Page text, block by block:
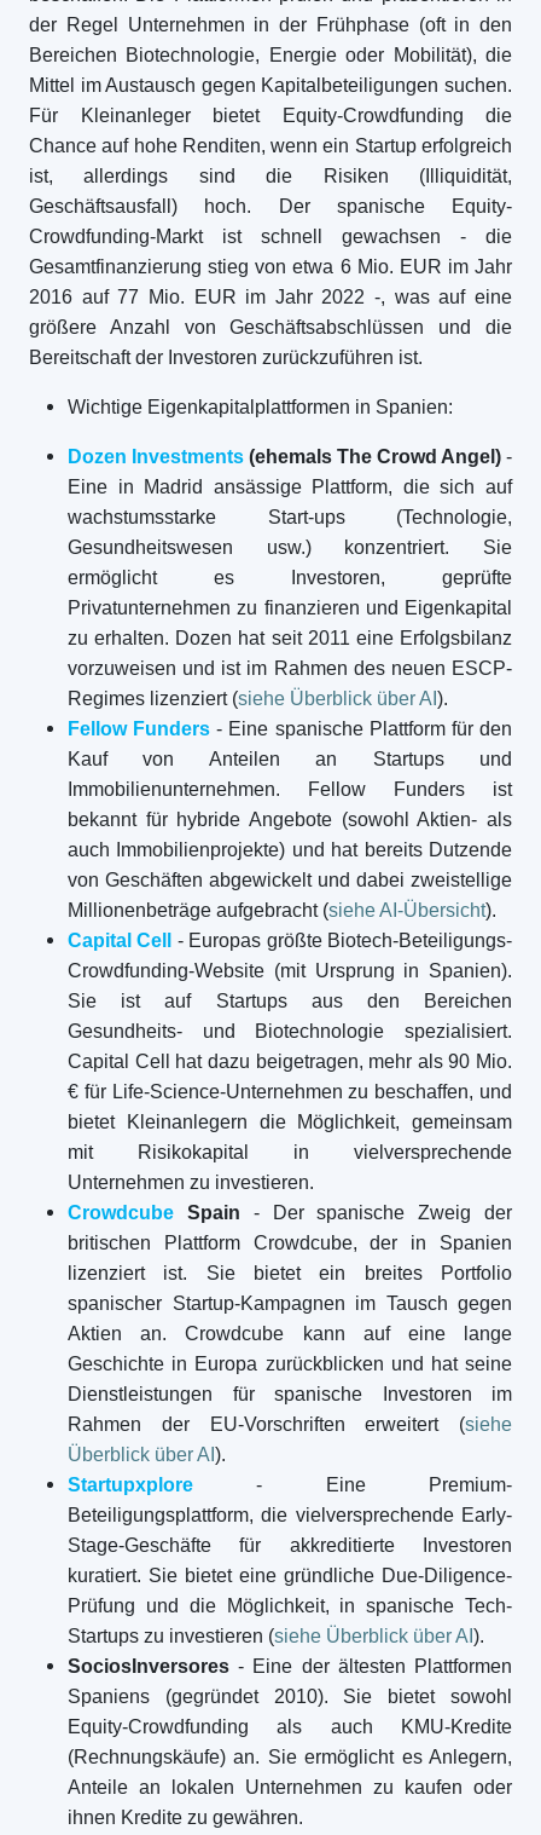
der Regel Unternehmen in der Frühphase (oft in den
Bereichen Biotechnologie, Energie oder Mobilität), die
Mittel im Austausch gegen Kapitalbeteiligungen suchen.
Für Kleinanleger bietet Equity-Crowdfunding die
Chance auf hohe Renditen, wenn ein Startup erfolgreich
ist, allerdings sind die Risiken (Illiquidität,
Geschäftsausfall) hoch. Der spanische Equity-
Crowdfunding-Markt ist schnell gewachsen - die
Gesamtfinanzierung stieg von etwa 6 Mio. EUR im Jahr
2016 auf 77 Mio. EUR im Jahr 2022 -, was auf eine
größere Anzahl von Geschäftsabschlüssen und die
Bereitschaft der Investoren zurückzuführen ist.
Wichtige Eigenkapitalplattformen in Spanien:
Dozen Investments (ehemals The Crowd Angel) -
Eine in Madrid ansässige Plattform, die sich auf
wachstumsstarke Start-ups (Technologie,
Gesundheitswesen usw.) konzentriert. Sie
ermöglicht es Investoren, geprüfte
Privatunternehmen zu finanzieren und Eigenkapital
zu erhalten. Dozen hat seit 2011 eine Erfolgsbilanz
vorzuweisen und ist im Rahmen des neuen ESCP-
Regimes lizenziert (siehe Überblick über AI ).
Fellow Funders - Eine spanische Plattform für den
Kauf von Anteilen an Startups und
Immobilienunternehmen. Fellow Funders ist
bekannt für hybride Angebote (sowohl Aktien- als
auch Immobilienprojekte) und hat bereits Dutzende
von Geschäften abgewickelt und dabei zweistellige
Millionenbeträge aufgebracht (siehe AI-Übersicht).
Capital Cell
- Europas größte Biotech-Beteiligungs-
Crowdfunding-Website (mit Ursprung in Spanien).
Sie ist auf Startups aus den Bereichen
Gesundheits- und Biotechnologie spezialisiert.
Capital Cell hat dazu beigetragen, mehr als 90 Mio.
€ für Life-Science-Unternehmen zu beschaffen, und
bietet Kleinanlegern die Möglichkeit, gemeinsam
mit Risikokapital in vielversprechende
Unternehmen zu investieren.
Crowdcube Spain - Der spanische Zweig der
britischen Plattform Crowdcube, der in Spanien
lizenziert ist. Sie bietet ein breites Portfolio
spanischer Startup-Kampagnen im Tausch gegen
Aktien an. Crowdcube kann auf eine lange
Geschichte in Europa zurückblicken und hat seine
Dienstleistungen für spanische Investoren im
Rahmen der EU-Vorschriften erweitert (siehe
Überblick über AI ).
Startupxplore - Eine Premium-
Beteiligungsplattform, die vielversprechende Early-
Stage-Geschäfte für akkreditierte Investoren
kuratiert. Sie bietet eine gründliche Due-Diligence-
Prüfung und die Möglichkeit, in spanische Tech-
Startups zu investieren (siehe Überblick über AI ).
SociosInversores - Eine der ältesten Plattformen
Spaniens (gegründet 2010). Sie bietet sowohl
Equity-Crowdfunding als auch KMU-Kredite
(Rechnungskäufe) an. Sie ermöglicht es Anlegern,
Anteile an lokalen Unternehmen zu kaufen oder
ihnen Kredite zu gewähren.